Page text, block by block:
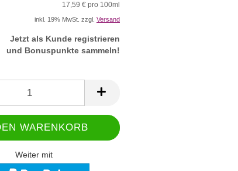
17,59 € pro 100ml
inkl. 19% MwSt. zzgl. Versand
Jetzt als Kunde registrieren
und Bonuspunkte sammeln!
Weiter mit